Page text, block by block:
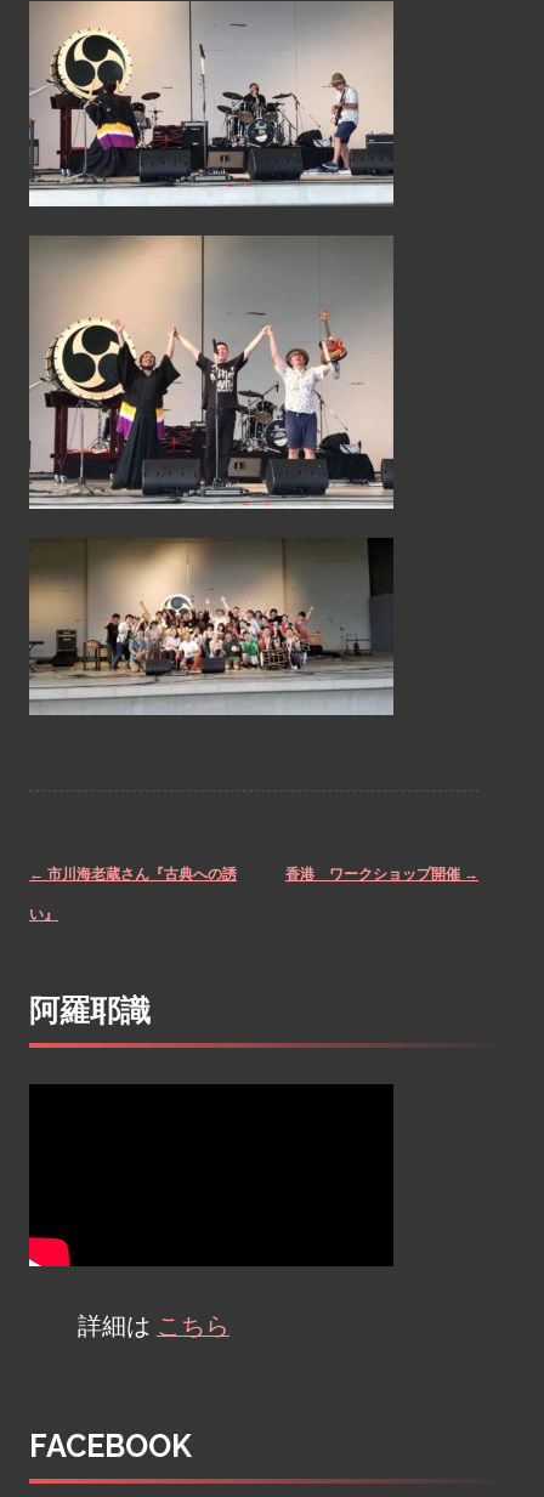
Post
← 市川海老蔵さん『古典への誘
い』
香港 ワークショップ開催 →
阿羅耶識
詳細は こちら
FACEBOOK